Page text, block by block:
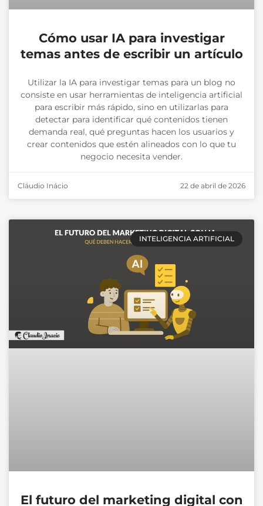
Cómo usar IA para investigar
temas antes de escribir un artículo
Utilizar la IA para investigar temas para un blog no
consiste en usar herramientas de inteligencia artificial
para escribir más rápido, sino en utilizarlas para
detectar para identificar qué contenidos tienen
demanda real, qué preguntas hacen los usuarios y
crear contenidos que estén alineados con lo que tu
negocio necesita vender.
Cláudio Inácio 22 de abril de 2026
INTELIGENCIA ARTIFICIAL
El futuro del marketing digital con